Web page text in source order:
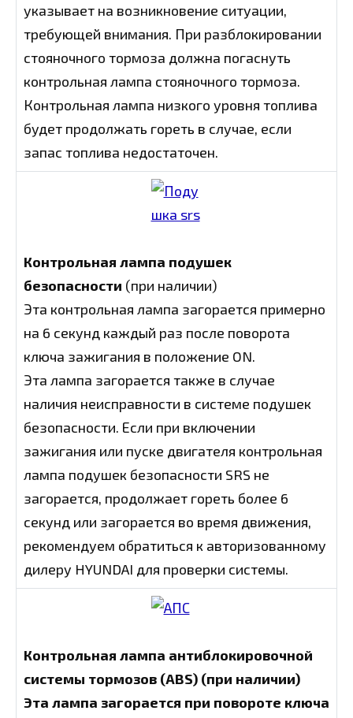
указывает на возникновение ситуации,
требующей внимания. При разблокировании
стояночного тормоза должна погаснуть
контрольная лампа стояночного тормоза.
Контрольная лампа низкого уровня топлива
будет продолжать гореть в случае, если
запас топлива недостаточен.
Контрольная лампа подушек
безопасности (при наличии)
Эта контрольная лампа загорается примерно
на 6 секунд каждый раз после поворота
ключа зажигания в положение ON.
Эта лампа загорается также в случае
наличия неисправности в системе подушек
безопасности. Если при включении
зажигания или пуске двигателя контрольная
лампа подушек безопасности SRS не
загорается, продолжает гореть более 6
секунд или загорается во время движения,
рекомендуем обратиться к авторизованному
дилеру HYUNDAI для проверки системы.
Контрольная лампа антиблокировочной
системы тормозов (ABS) (при наличии)
Эта лампа загорается при повороте ключа